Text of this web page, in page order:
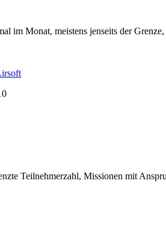
im Monat, meistens jenseits der
Teilnehmerzahl, Missionen mit